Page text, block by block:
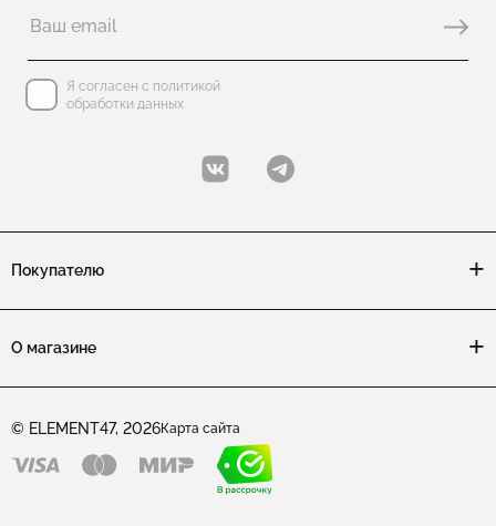
Я согласен с политикой
обработки данных
Покупателю
О магазине
© ELEMENT47, 2026Карта сайта